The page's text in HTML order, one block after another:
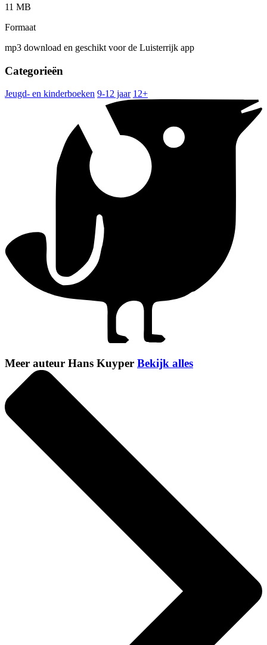
11 MB
Formaat
mp3 download en geschikt voor de Luisterrijk app
Categorieën
Jeugd- en kinderboeken 9-12 jaar 12+
Meer auteur Hans Kuyper Bekijk alles